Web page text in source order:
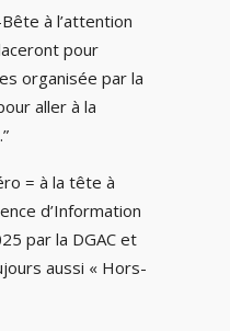
à l’attention
pour
organisée par la
aller à la
= à la tête à
d’Information
par la DGAC et
aussi « Hors-